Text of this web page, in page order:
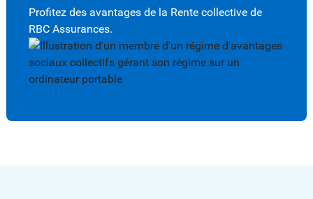
Profitez des avantages de la Rente collective de
RBC Assurances.